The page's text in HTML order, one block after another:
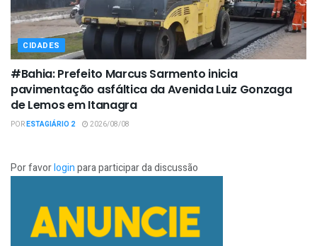
CIDADES
#Bahia: Prefeito Marcus Sarmento inicia
pavimentação asfáltica da Avenida Luiz Gonzaga
de Lemos em Itanagra
PORESTAGIÁRIO 2 2026/08/08
Por favorloginpara participar da discussão